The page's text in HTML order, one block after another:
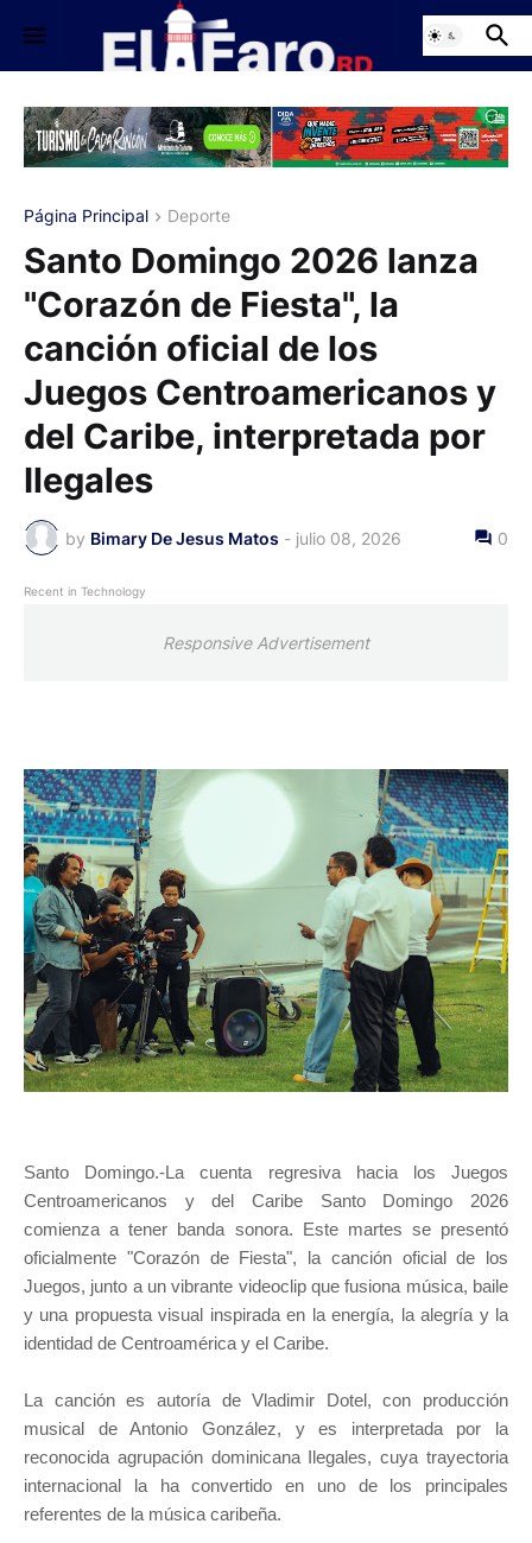
Página Principal Deporte
Santo Domingo 2026 lanza
"Corazón de Fiesta", la
canción oficial de los
Juegos Centroamericanos y
del Caribe, interpretada por
Ilegales
by Bimary De Jesus Matos - julio 08, 2026 0
Recent in Technology
Responsive Advertisement
Santo Domingo.-La cuenta regresiva hacia los Juegos
Centroamericanos y del Caribe Santo Domingo 2026
comienza a tener banda sonora. Este martes se presentó
oficialmente "Corazón de Fiesta", la canción oficial de los
Juegos, junto a un vibrante videoclip que fusiona música, baile
y una propuesta visual inspirada en la energía, la alegría y la
identidad de Centroamérica y el Caribe.
La canción es autoría de Vladimir Dotel, con producción
musical de Antonio González, y es interpretada por la
reconocida agrupación dominicana Ilegales, cuya trayectoria
internacional la ha convertido en uno de los principales
referentes de la música caribeña.